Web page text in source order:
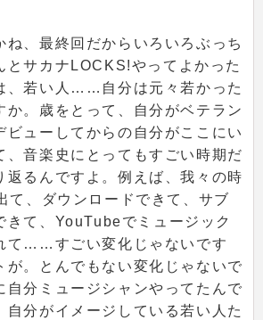
、最終回だからいろいろぶっち
とサカナLOCKS!やってよかった
、若い人……自分は元々若かった
か。歳をとって、自分がベテラン
ビューしてからの自分がここにい
、音楽史にとってもすごい時期だ
返るんですよ。例えば、我々の時
て、ダウンロードできて、サブ
きて、YouTubeでミュージック
て……すごい変化じゃないです
が。とんでもない変化じゃないで
自分ミュージシャンやってたんで
自分がイメージしている若い人た